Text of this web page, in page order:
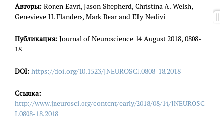
Авторы: Ronen Eavri, Jason Shepherd, Christina A. Welsh,
Genevieve H. Flanders, Mark Bear and Elly Nedivi
Публикация: Journal of Neuroscience 14 August 2018, 0808-
18
DOI: https://doi.org/10.1523/JNEUROSCI.0808-18.2018
Ссылка:
http://www.jneurosci.org/content/early/2018/08/14/JNEUROSC
I.0808-18.2018